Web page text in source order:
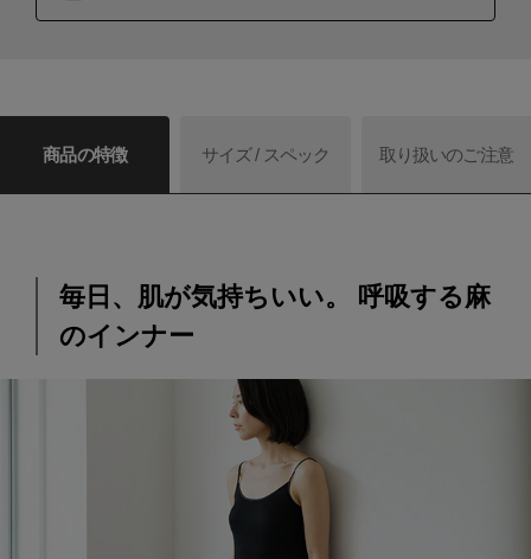
商品の特徴 サイズ / スペック 取り扱いのご注意
毎日、肌が気持ちいい。 呼吸する麻
のインナー